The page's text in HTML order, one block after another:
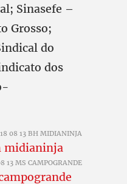
Sinasefe –
Grosso;
do
dos
08 13 BH MIDIANINJA
13 MS CAMPOGRANDE